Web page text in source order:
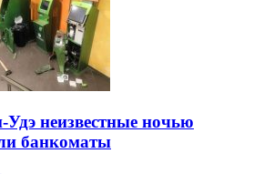
неизвестные ночью
банкоматы